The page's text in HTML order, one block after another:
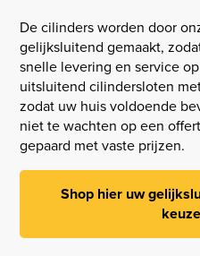
De cilinders worden door
gelijksluitend gemaakt,
snelle levering en service
uitsluitend cilindersloten
zodat uw huis voldoende
niet te wachten op een
gepaard met vaste prijzen.
Shop hier uw